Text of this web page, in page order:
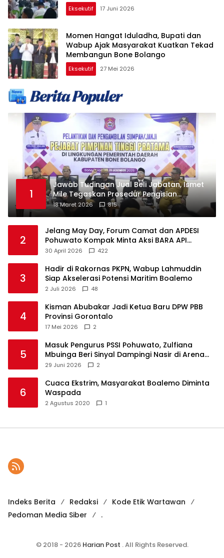
Eksekutif 17 Juni 2026
Momen Hangat Iduladha, Bupati dan
Wabup Ajak Masyarakat Kuatkan Tekad
Membangun Bone Bolango
Eksekutif 27 Mei 2026
1
Jawab Tudingan Jual Beli Jabatan, Ismet
Mile Tegaskan Prosedur Pengisian
Jabatan
18 Maret 2026 815
2
Jelang May Day, Forum Camat dan APDESI
Pohuwato Kompak Minta Aksi BARA API
Ditunda
30 April 2026 422
3
Hadir di Rakornas PKPN, Wabup Lahmuddin
Siap Akselerasi Potensi Maritim Boalemo
2 Juli 2026 48
4
Kisman Abubakar Jadi Ketua Baru DPW PBB
Provinsi Gorontalo
17 Mei 2026 2
5
Masuk Pengurus PSSI Pohuwato, Zulfiana
Mbuinga Beri Sinyal Dampingi Nasir di Arena
Politik ?
29 Juni 2026 2
6
Cuaca Ekstrim, Masyarakat Boalemo Diminta
Waspada
2 Agustus 2020 1
Indeks Berita Redaksi
Kode Etik Wartawan
Pedoman Media Siber
.
© 2018 - 2026 Harian Post . All Rights Reserved.